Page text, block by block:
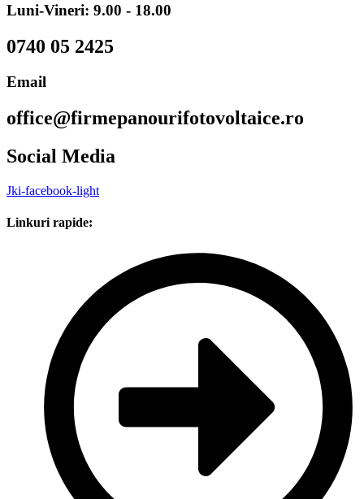
Luni-Vineri: 9.00 - 18.00
0740 05 2425
Email
office@firmepanourifotovoltaice.ro
Social Media
Jki-facebook-light
Linkuri rapide: